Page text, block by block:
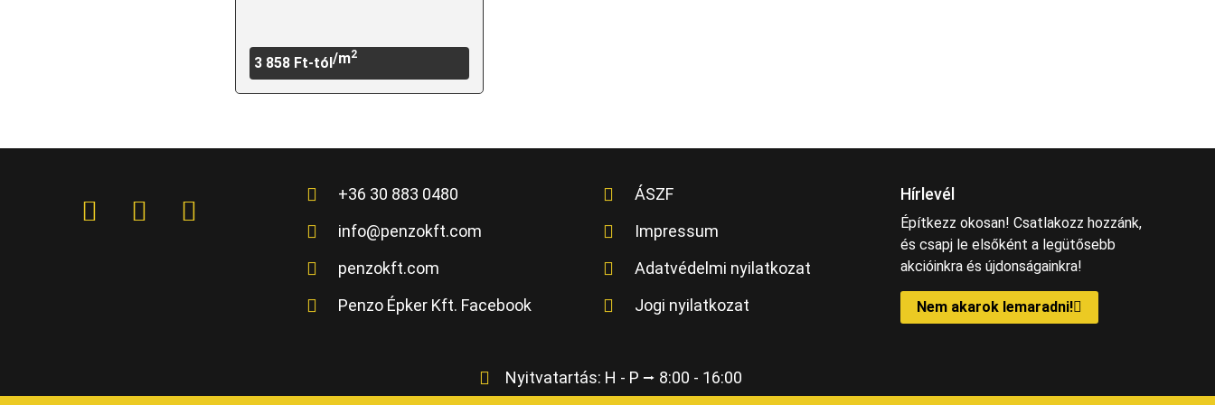
3 858 Ft-tól /m2
+36 30 883 0480
info@penzokft.com
penzokft.com
Penzo Épker Kft. Facebook
ÁSZF
Impressum
Adatvédelmi nyilatkozat
Jogi nyilatkozat
Hírlevél
Építkezz okosan! Csatlakozz hozzánk,
és csapj le elsőként a legütősebb
akcióinkra és újdonságainkra!
Nem akarok lemaradni!
Nyitvatartás: H - P ⭢ 8:00 - 16:00